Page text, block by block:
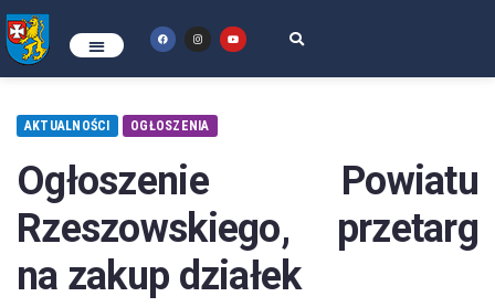
AKTUALNOŚCI OGŁOSZENIA
Ogłoszenie Powiatu
Rzeszowskiego, przetarg
na zakup działek